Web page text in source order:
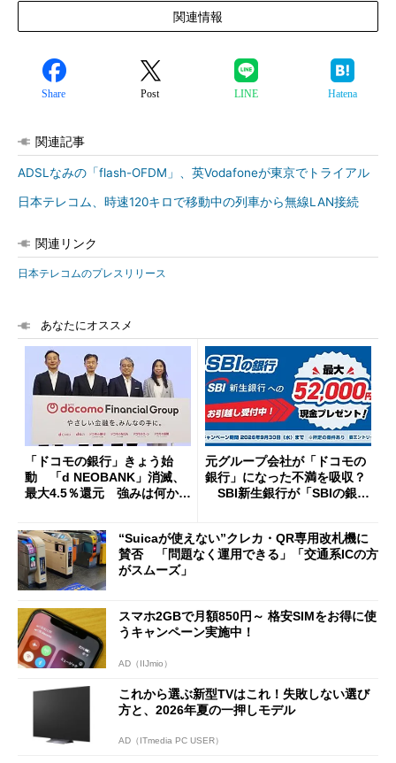
関連情報
Share Post LINE Hatena
関連記事
ADSLなみの「flash-OFDM」、英Vodafoneが東京でトライアル
日本テレコム、時速120キロで移動中の列車から無線LAN接続
関連リンク
日本テレコムのプレスリリース
あなたにオススメ
「ドコモの銀行」きょう始
動 「d NEOBANK」消滅、
最大4.5％還元 強みは何か解
元グループ会社が「ドコモの
銀行」になった不満を吸収？
SBI新生銀行が「SBIの銀
開催
“Suicaが使えない”クレカ・QR専用改札機に
賛否 「問題なく運用できる」「交通系ICの方
がスムーズ」
スマホ2GBで月額850円～ 格安SIMをお得に使
うキャンペーン実施中！
AD（IIJmio）
これから選ぶ新型TVはこれ！失敗しない選び
方と、2026年夏の一押しモデル
AD（ITmedia PC USER）